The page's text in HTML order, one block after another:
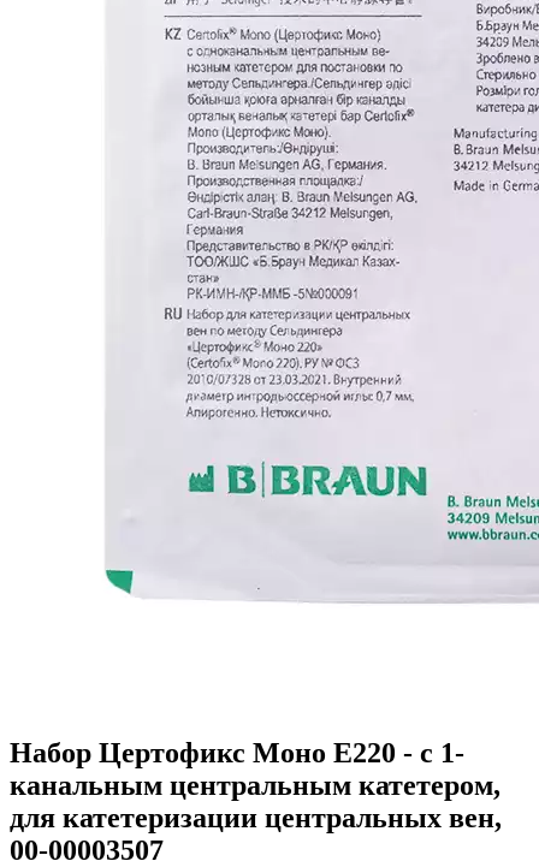
Набор Цертофикс Моно Е220 - с 1-
канальным центральным катетером,
для катетеризации центральных вен,
00-00003507